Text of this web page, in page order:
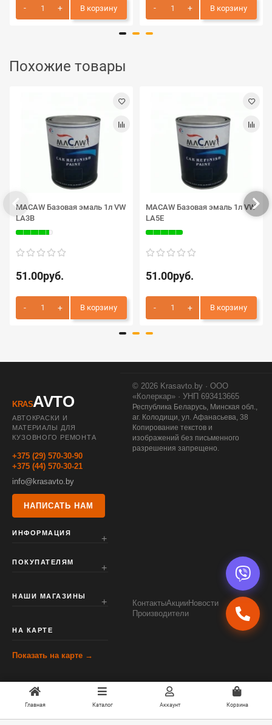
В корзину В корзину
Похожие товары
MACAW Базовая эмаль 1л VW
LA3B
51.00руб.
В корзину
MACAW Базовая эмаль 1л VW
LA5E
51.00руб.
В корзину
KRASAVTO
АВТОКРАСКИ И
МАТЕРИАЛЫ ДЛЯ
КУЗОВНОГО РЕМОНТА
+375 (29) 570-30-90
+375 (44) 570-30-21
info@krasavto.by
НАПИСАТЬ НАМ
ИНФОРМАЦИЯ
ПОКУПАТЕЛЯМ
НАШИ МАГАЗИНЫ
НА КАРТЕ
Показать на карте →
© 2026 Krasavto.by · ООО
«Колеркар» · УНП 693413665
Республика Беларусь, Минская обл.,
аг. Колодищи, ул. Афанасьева, 38
Копирование текстов и
изображений без письменного
разрешения запрещено.
КонтактыАкцииНовости
Производители
Главная Каталог Аккаунт Корзина